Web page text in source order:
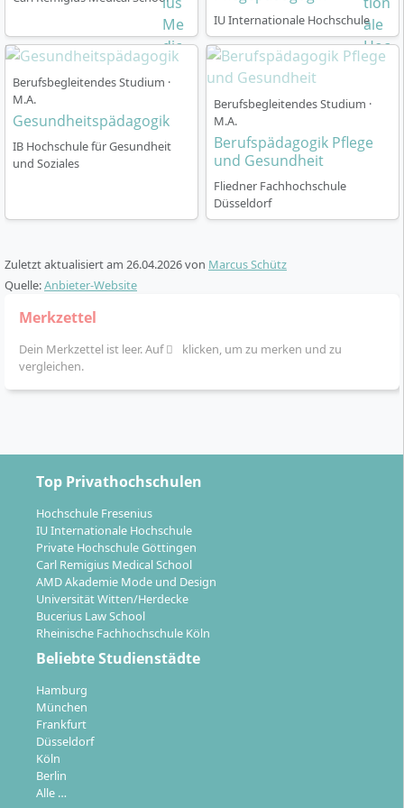
Welche Perspektiven eröffnet dir das
Masterstudium Physician Assistant?
Als Absolventin oder Absolvent des
verantwortungsvolle Aufgaben in der
medizinischen Versorgung
folgende Karrierewege offen:
Vertiefte Mitarbeit in klinischen Teamsim
Entlassungsmanagement
Organisation und Qualitätssicherung
medizinischen Einrichtungen
Führungsaufgabenin Gesundheitspraxen,
Kliniken oder MVZ (Medizinische
Versorgungszentren)
Mitwirkung in Lehre und Forschung
Projektarbeit oder als Dozentin/Dozent
Dein Kompetenzprofil wird durch praxisnahe
Ausbildung und wissenschaftliches Fundament
gestärkt und macht dich zu einer zentralen Fachkraft
in interprofessionellen Gesundheits- und
Versorgungsteams.
IU Internationale Hochschule
Berufsbegleitendes Studium ·
M.A.
Gesundheitspädagogik
IB Hochschule für Gesundheit
und Soziales
Berufsbegleitendes Studium ·
M.A.
Berufspädagogik Pflege
und Gesundheit
Fliedner Fachhochschule
Düsseldorf
Zuletzt aktualisiert am 26.04.2026von Marcus Schütz
Quelle:Anbieter-Website
Merkzettel
Dein Merkzettel ist leer. Auf
klicken, um zu merken und zu
vergleichen.
Top Privathochschulen
Hochschule Fresenius
IU Internationale Hochschule
Private Hochschule Göttingen
Carl Remigius Medical School
AMD Akademie Mode und Design
Universität Witten/Herdecke
Bucerius Law School
Rheinische Fachhochschule Köln
Beliebte Studienstädte
Hamburg
München
Frankfurt
Düsseldorf
Köln
Berlin
Alle …